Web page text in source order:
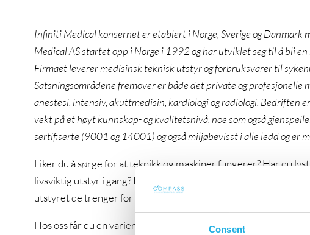
Consent
Infiniti Medical konsernet er etablert i Norge, Sverige og
Medical AS startet opp i Norge i 1992 og har utviklet seg til å bli
Firmaet leverer medisinsk teknisk utstyr og forbruksvarer til
Satsningsområdene fremover er både det private og profesjonelle
anestesi, intensiv, akuttmedisin, kardiologi og radiologi. Bedriften
vekt på et høyt kunnskap- og kvalitetsnivå, noe som også
sertifiserte (9001 og 14001) og også miljøbevisst i alle ledd og er
Liker du å sørge for at teknikk og maskiner fungerer? Har du
livsviktig utstyr i gang? I Infiniti Medical er vi stolte av å bidra til
utstyret de trenger for å gjøre jobben sin. Nå ser vi etter en
Hos oss får du en variert hverdag: du reparerer, installerer og